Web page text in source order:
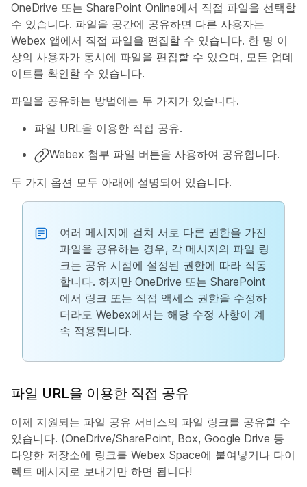
OneDrive 또는 SharePoint Online에서 직접 파일을 선택할
수 있습니다. 파일을 공간에 공유하면 다른 사용자는
Webex 앱에서 직접 파일을 편집할 수 있습니다. 한 명 이
상의 사용자가 동시에 파일을 편집할 수 있으며, 모든 업데
이트를 확인할 수 있습니다.
파일을 공유하는 방법에는 두 가지가 있습니다.
파일 URL을 이용한 직접 공유.
Webex 첨부 파일 버튼을 사용하여 공유합니다.
두 가지 옵션 모두 아래에 설명되어 있습니다.
여러 메시지에 걸쳐 서로 다른 권한을 가진
파일을 공유하는 경우, 각 메시지의 파일 링
크는 공유 시점에 설정된 권한에 따라 작동
합니다. 하지만 OneDrive 또는 SharePoint
에서 링크 또는 직접 액세스 권한을 수정하
더라도 Webex에서는 해당 수정 사항이 계
속 적용됩니다.
파일 URL을 이용한 직접 공유
이제 지원되는 파일 공유 서비스의 파일 링크를 공유할 수
있습니다. (OneDrive/SharePoint, Box, Google Drive 등
다양한 저장소에 링크를 Webex Space에 붙여넣거나 다이
렉트 메시지로 보내기만 하면 됩니다!